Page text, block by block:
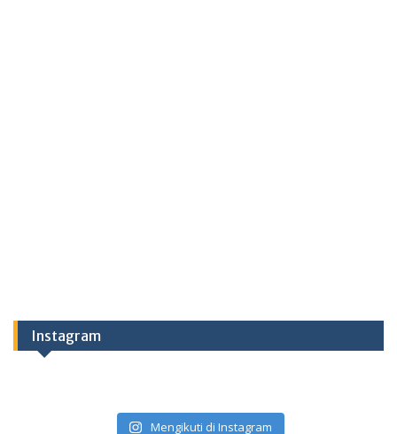
Instagram
Mengikuti di Instagram